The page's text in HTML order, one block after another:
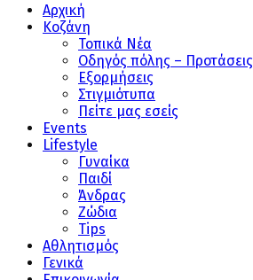
Αρχική
Κοζάνη
Τοπικά Νέα
Οδηγός πόλης – Προτάσεις
Εξορμήσεις
Στιγμιότυπα
Πείτε μας εσείς
Events
Lifestyle
Γυναίκα
Παιδί
Άνδρας
Ζώδια
Tips
Αθλητισμός
Γενικά